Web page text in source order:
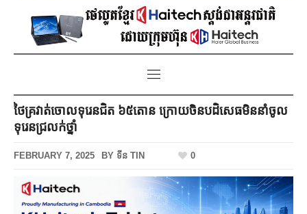
ថៃគ្រវាត់ចោលទុរេនជិត ៦៥តោន ក្រោយចិនបដិសេធមិននាំចូល
ទុរេនជ្រលក់ថ្នាំ
FEBRUARY 7, 2025 BY ទីន TIN 0